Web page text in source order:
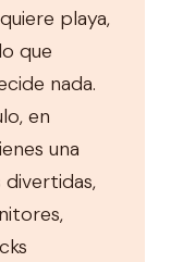
playa,
que
nada.
en
una
divertidas,